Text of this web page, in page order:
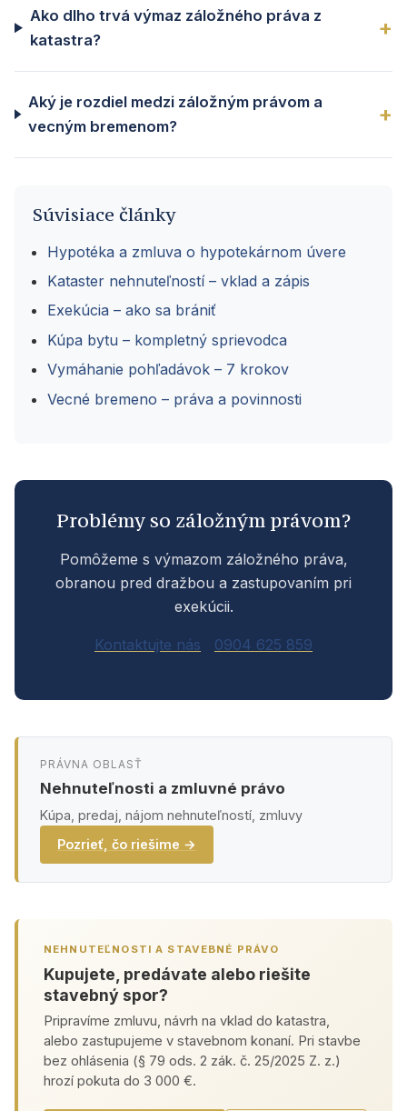
Ako dlho trvá výmaz záložného práva z
katastra?
Aký je rozdiel medzi záložným právom a
vecným bremenom?
Súvisiace články
Hypotéka a zmluva o hypotekárnom úvere
Kataster nehnuteľností – vklad a zápis
Exekúcia – ako sa brániť
Kúpa bytu – kompletný sprievodca
Vymáhanie pohľadávok – 7 krokov
Vecné bremeno – práva a povinnosti
Problémy so záložným právom?
Pomôžeme s výmazom záložného práva,
obranou pred dražbou a zastupovaním pri
exekúcii.
Kontaktujte nás 0904 625 859
PRÁVNA OBLASŤ
Nehnuteľnosti a zmluvné právo
Kúpa, predaj, nájom nehnuteľností, zmluvy
Pozrieť, čo riešime →
NEHNUTEĽNOSTI A STAVEBNÉ PRÁVO
Kupujete, predávate alebo riešite
stavebný spor?
Pripravíme zmluvu, návrh na vklad do katastra,
alebo zastupujeme v stavebnom konaní. Pri stavbe
bez ohlásenia (§ 79 ods. 2 zák. č. 25/2025 Z. z.)
hrozí pokuta do 3 000 €.